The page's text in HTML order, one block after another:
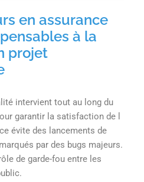
en assurance
à la
projet
intervient tout au long du
garantir la satisfaction de l
évite des lancements de
par des bugs majeurs.
de garde-fou entre les